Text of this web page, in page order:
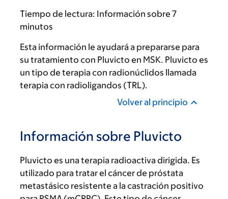
Tiempo de lectura: Información sobre 7
minutos
Esta información le ayudará a prepararse para
su tratamiento con Pluvicto en MSK. Pluvicto es
un tipo de terapia con radionúclidos llamada
terapia con radioligandos (TRL).
Volver al principio
Información sobre Pluvicto
Pluvicto es una terapia radioactiva dirigida. Es
utilizado para tratar el cáncer de próstata
metastásico resistente a la castración positivo